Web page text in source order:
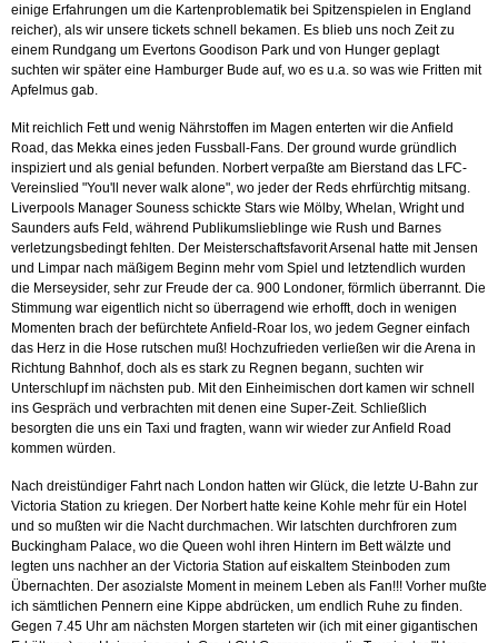
einige Erfahrungen um die Kartenproblematik bei Spitzenspielen in England
reicher), als wir unsere tickets schnell bekamen. Es blieb uns noch Zeit zu
einem Rundgang um Evertons Goodison Park und von Hunger geplagt
suchten wir später eine Hamburger Bude auf, wo es u.a. so was wie Fritten mit
Apfelmus gab.
Mit reichlich Fett und wenig Nährstoffen im Magen enterten wir die Anfield
Road, das Mekka eines jeden Fussball-Fans. Der ground wurde gründlich
inspiziert und als genial befunden. Norbert verpaßte am Bierstand das LFC-
Vereinslied "You'll never walk alone", wo jeder der Reds ehrfürchtig mitsang.
Liverpools Manager Souness schickte Stars wie Mölby, Whelan, Wright und
Saunders aufs Feld, während Publikumslieblinge wie Rush und Barnes
verletzungsbedingt fehlten. Der Meisterschaftsfavorit Arsenal hatte mit Jensen
und Limpar nach mäßigem Beginn mehr vom Spiel und letztendlich wurden
die Merseysider, sehr zur Freude der ca. 900 Londoner, förmlich überrannt. Die
Stimmung war eigentlich nicht so überragend wie erhofft, doch in wenigen
Momenten brach der befürchtete Anfield-Roar los, wo jedem Gegner einfach
das Herz in die Hose rutschen muß! Hochzufrieden verließen wir die Arena in
Richtung Bahnhof, doch als es stark zu Regnen begann, suchten wir
Unterschlupf im nächsten pub. Mit den Einheimischen dort kamen wir schnell
ins Gespräch und verbrachten mit denen eine Super-Zeit. Schließlich
besorgten die uns ein Taxi und fragten, wann wir wieder zur Anfield Road
kommen würden.
Nach dreistündiger Fahrt nach London hatten wir Glück, die letzte U-Bahn zur
Victoria Station zu kriegen. Der Norbert hatte keine Kohle mehr für ein Hotel
und so mußten wir die Nacht durchmachen. Wir latschten durchfroren zum
Buckingham Palace, wo die Queen wohl ihren Hintern im Bett wälzte und
legten uns nachher an der Victoria Station auf eiskaltem Steinboden zum
Übernachten. Der asozialste Moment in meinem Leben als Fan!!! Vorher mußte
ich sämtlichen Pennern eine Kippe abdrücken, um endlich Ruhe zu finden.
Gegen 7.45 Uhr am nächsten Morgen starteten wir (ich mit einer gigantischen